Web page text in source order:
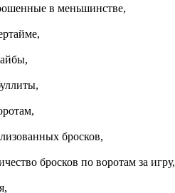
в меньшинстве,
бросков,
бросков по воротам за игру,